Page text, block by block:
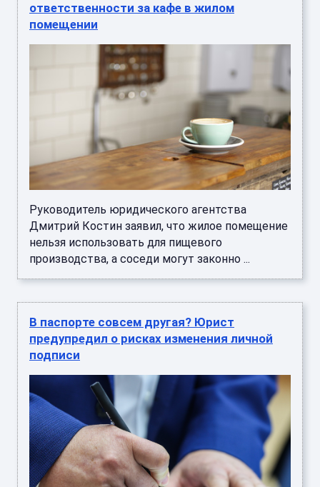
ответственности за кафе в жилом
помещении
Руководитель юридического агентства
Дмитрий Костин заявил, что жилое помещение
нельзя использовать для пищевого
производства, а соседи могут законно ...
В паспорте совсем другая? Юрист
предупредил о рисках изменения личной
подписи